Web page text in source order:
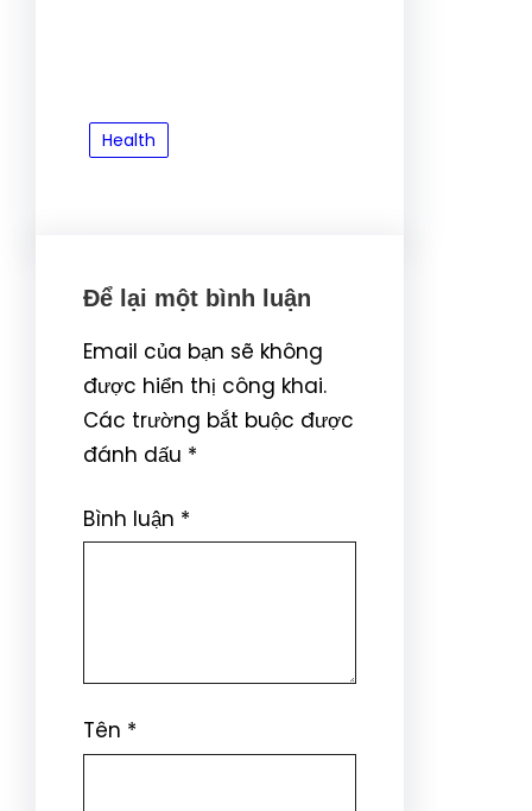
Health
Để lại một bình luận
Email của bạn sẽ không
được hiển thị công khai.
Các trường bắt buộc được
đánh dấu *
Bình luận *
Tên *